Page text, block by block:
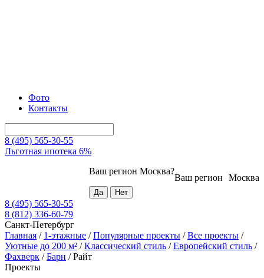
Фото
Контакты
8 (495) 565-30-55
Льготная ипотека 6%
Москва
Ваш регион
Ваш регион Москва?
8 (495) 565-30-55
8 (812) 336-60-79
Санкт-Петербург
Главная / 1-этажные /Популярные проекты /Все проекты /
Уютные до 200 м² /Классический стиль /Европейский стиль /
Фахверк /Барн /Райт
Проекты